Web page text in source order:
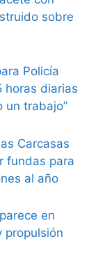
sobre
Policía
horas diarias
un trabajo”
Carcasas
fundas para
al año
en
propulsión